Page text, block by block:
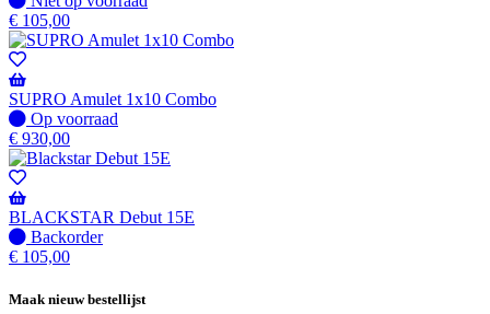
wanneer
beschikbaar
op
voorraad
€ 105,00
SUPRO Amulet 1x10 Combo
Op
voorraad
Op voorraad
€ 930,00
BLACKSTAR Debut 15E
Niet
op
-
Backorder
€ 105,00
Maak nieuw bestellijst